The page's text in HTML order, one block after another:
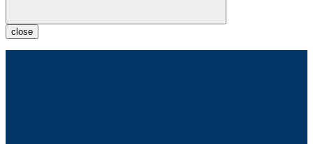
close